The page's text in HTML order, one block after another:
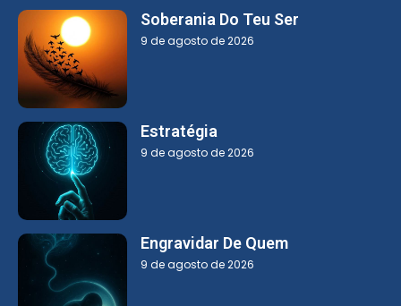
Soberania Do Teu Ser
9 de agosto de 2026
Estratégia
9 de agosto de 2026
Engravidar De Quem
9 de agosto de 2026